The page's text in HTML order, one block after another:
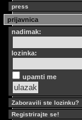
press
prijavnica
nadimak:
lozinka:
upamti me
Zaboravili ste lozinku?
Registrirajte se!